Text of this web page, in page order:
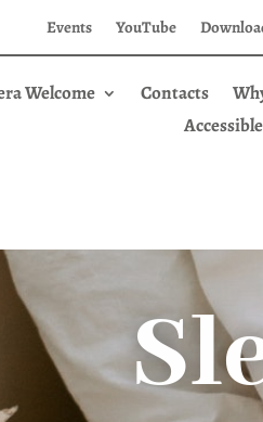
Events YouTube
Welcome Contacts